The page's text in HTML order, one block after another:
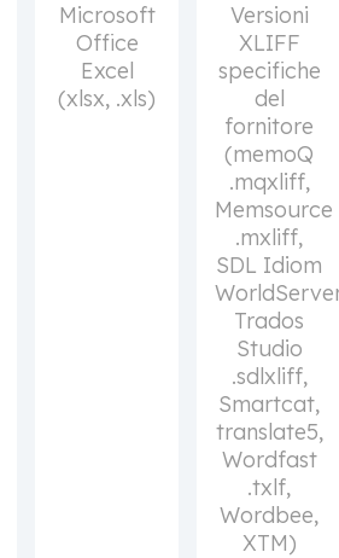
Microsoft
Office
Excel
(xlsx, .xls)
Versioni
XLIFF
specifiche
del
fornitore
(memoQ
.mqxliff,
Memsource
.mxliff,
SDL Idiom
Trados
Studio
.sdlxliff,
Smartcat,
translate5,
Wordfast
.txlf,
Wordbee,
XTM)